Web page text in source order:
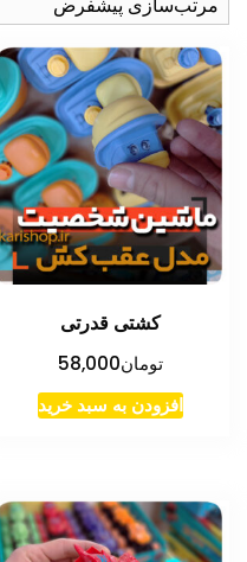
کشتی قدرتی
تومان58,000
افزودن به سبد خرید